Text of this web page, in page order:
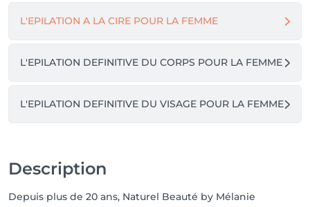
L'EPILATION A LA CIRE POUR LA FEMME
L'EPILATION DEFINITIVE DU CORPS POUR LA FEMME
L'EPILATION DEFINITIVE DU VISAGE POUR LA FEMME
Description
Depuis plus de 20 ans, Naturel Beauté by Mélanie